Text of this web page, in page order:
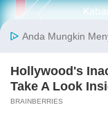
serta